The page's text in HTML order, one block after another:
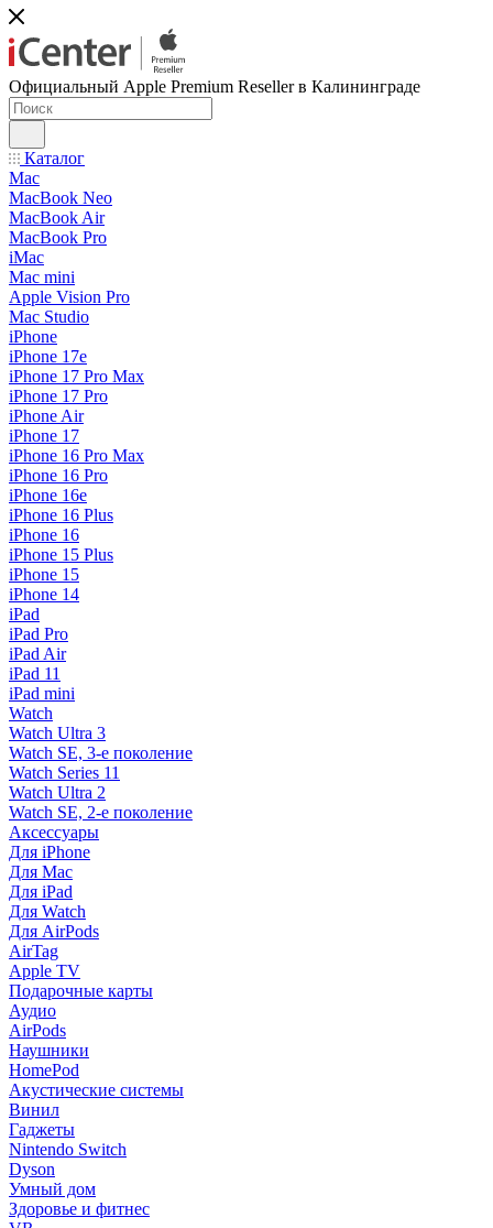
Официальный Apple Premium Reseller в Калининграде
Каталог
Mac
MacBook Neo
MacBook Air
MacBook Pro
iMac
Mac mini
Apple Vision Pro
Mac Studio
iPhone
iPhone 17e
iPhone 17 Pro Max
iPhone 17 Pro
iPhone Air
iPhone 17
iPhone 16 Pro Max
iPhone 16 Pro
iPhone 16e
iPhone 16 Plus
iPhone 16
iPhone 15 Plus
iPhone 15
iPhone 14
iPad
iPad Pro
iPad Air
iPad 11
iPad mini
Watch
Watch Ultra 3
Watch SE, 3-е поколение
Watch Series 11
Watch Ultra 2
Watch SE, 2-е поколение
Аксессуары
Для iPhone
Для Mac
Для iPad
Для Watch
Для AirPods
AirTag
Apple TV
Подарочные карты
Аудио
AirPods
Наушники
HomePod
Акустические системы
Винил
Гаджеты
Nintendo Switch
Dyson
Умный дом
Здоровье и фитнес